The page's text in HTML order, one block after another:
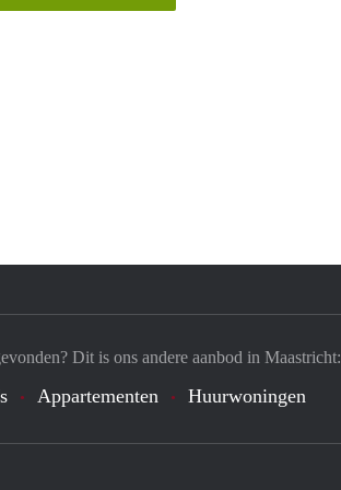
Dit is ons andere aanbod in Maastricht:
Appartementen Huurwoningen